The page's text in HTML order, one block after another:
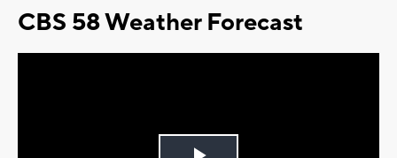
CBS 58 Weather Forecast